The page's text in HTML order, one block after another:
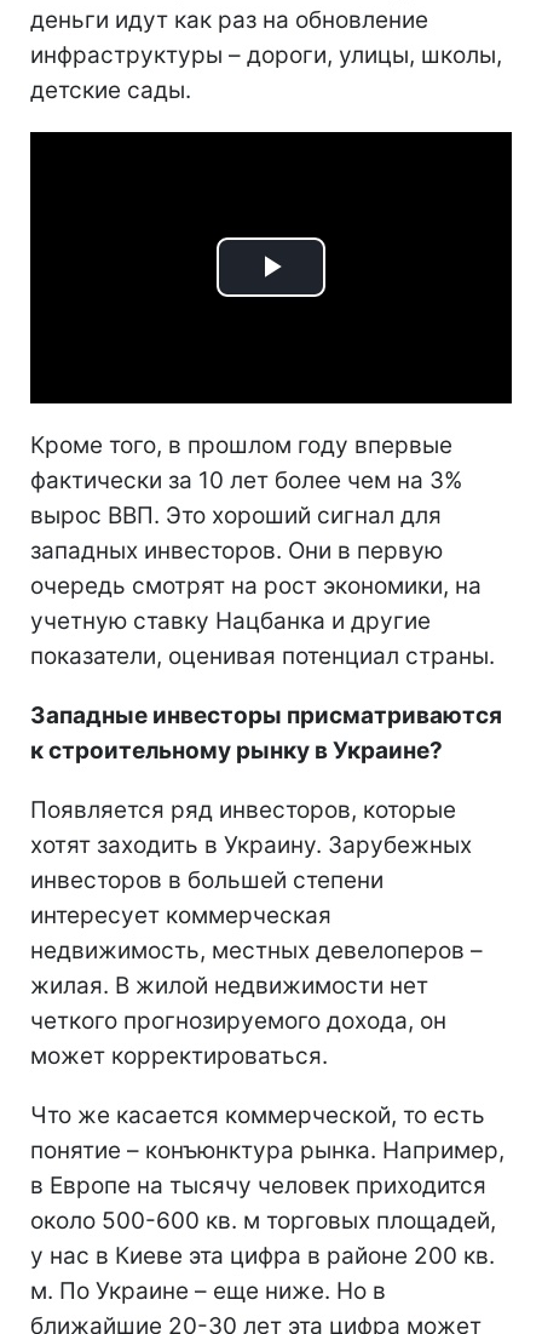
деньги идут как раз на обновление
инфраструктуры – дороги, улицы, школы,
детские сады.
Play
Кроме того, в прошлом году впервые
фактически за 10 лет более чем на 3%
вырос ВВП. Это хороший сигнал для
западных инвесторов. Они в первую
очередь смотрят на рост экономики, на
учетную ставку Нацбанка и другие
показатели, оценивая потенциал страны.
Западные инвесторы присматриваются
к строительному рынку в Украине?
Появляется ряд инвесторов, которые
хотят заходить в Украину. Зарубежных
инвесторов в большей степени
интересует коммерческая
недвижимость, местных девелоперов –
жилая. В жилой недвижимости нет
четкого прогнозируемого дохода, он
может корректироваться.
Что же касается коммерческой, то есть
понятие – конъюнктура рынка. Например,
в Европе на тысячу человек приходится
около 500-600 кв. м торговых площадей,
у нас в Киеве эта цифра в районе 200 кв.
м. По Украине – еще ниже. Но в
ближайшие 20-30 лет эта цифра может